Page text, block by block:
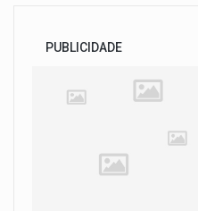
PUBLICIDADE